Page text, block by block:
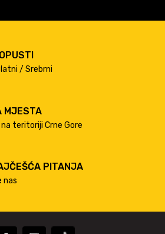
/ Srebrni
MJESTA
na teritoriji Crne Gore
PITANJA
nas